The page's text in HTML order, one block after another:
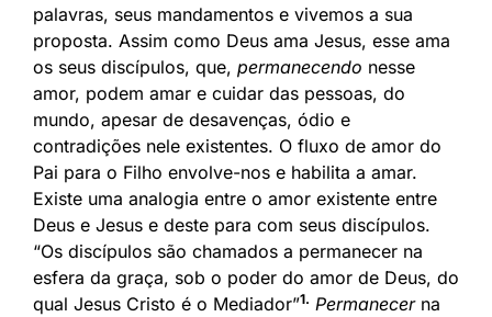
palavras, seus mandamentos e vivemos a sua
proposta. Assim como Deus ama Jesus, esse ama
os seus discípulos, que, permanecendo nesse
amor, podem amar e cuidar das pessoas, do
mundo, apesar de desavenças, ódio e
contradições nele existentes. O fluxo de amor do
Pai para o Filho envolve-nos e habilita a amar.
Existe uma analogia entre o amor existente entre
Deus e Jesus e deste para com seus discípulos.
“Os discípulos são chamados a permanecer na
esfera da graça, sob o poder do amor de Deus, do
qual Jesus Cristo é o Mediador”1. Permanecerna